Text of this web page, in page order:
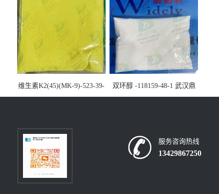
维生素K2(45)(MK-9)-523-39-
7-武汉鼎信通药业大量现货供
双环醇 -118159-48-1 武汉鼎
信通药业大量现货供应
服务咨询热线
13429867250